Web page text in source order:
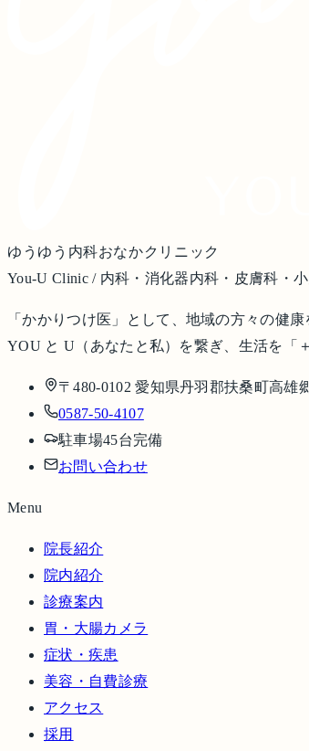
ゆうゆう内科おなかクリニック
You-U Clinic / 内科・消化器内科・皮膚科・
「かかりつけ医」として、地域の方々の健康
YOU と U（あなたと私）を繋ぎ、生活を「
〒480-0102 愛知県丹羽郡扶桑町高雄
0587-50-4107
駐車場45台完備
お問い合わせ
Menu
院長紹介
院内紹介
診療案内
胃・大腸カメラ
症状・疾患
美容・自費診療
アクセス
採用